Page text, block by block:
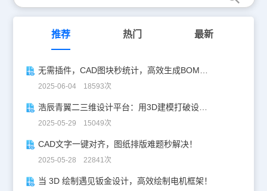
推荐 热门 最新
无需插件，CAD图块秒统计，高效生成BOM表！
2025-06-04 18593次
浩辰青翼二三维设计平台：用3D建模打破设计边界
2025-05-29 15049次
CAD文字一键对齐，图纸排版难题秒解决！
2025-05-28 22841次
当 3D 绘制遇见钣金设计，高效绘制电机框架！